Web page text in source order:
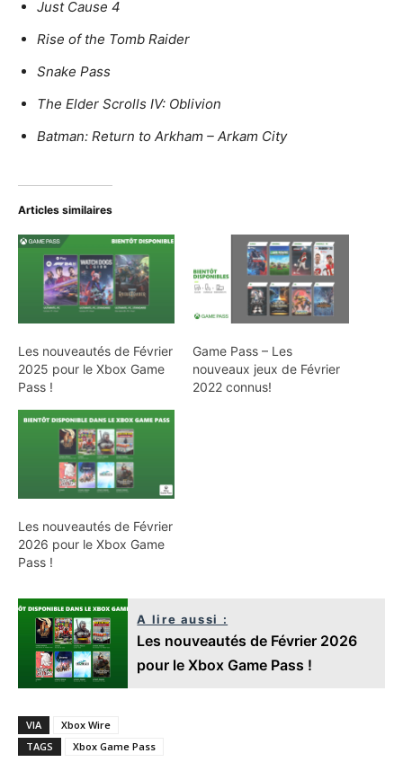
Just Cause 4
Rise of the Tomb Raider
Snake Pass
The Elder Scrolls IV: Oblivion
Batman: Return to Arkham – Arkam City
Articles similaires
Les nouveautés de Février
2025 pour le Xbox Game
Pass !
Game Pass – Les
nouveaux jeux de Février
2022 connus!
Les nouveautés de Février
2026 pour le Xbox Game
Pass !
A lire aussi :
Les nouveautés de Février 2026
pour le Xbox Game Pass !
VIA
Xbox Wire
TAGS
Xbox Game Pass